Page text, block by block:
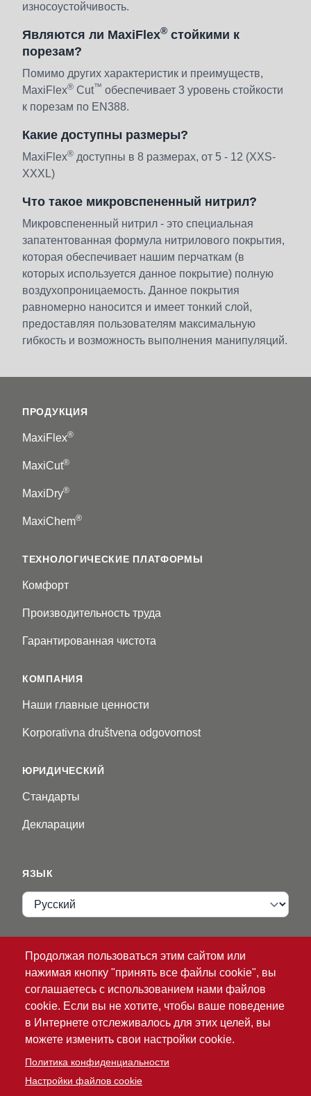
износоустойчивость.
Являются ли MaxiFlex® стойкими к
порезам?
Помимо других характеристик и преимуществ,
MaxiFlex® Cut™ обеспечивает 3 уровень стойкости
к порезам по EN388.
Какие доступны размеры?
MaxiFlex® доступны в 8 размерах, от 5 - 12 (XXS-
XXXL)
Что такое микровспененный нитрил?
Микровспененный нитрил - это специальная
запатентованная формула нитрилового покрытия,
которая обеспечивает нашим перчаткам (в
которых используется данное покрытие) полную
воздухопроницаемость. Данное покрытия
равномерно наносится и имеет тонкий слой,
предоставляя пользователям максимальную
гибкость и возможность выполнения манипуляций.
ПРОДУКЦИЯ
MaxiFlex®
MaxiCut®
MaxiDry®
MaxiChem®
ТЕХНОЛОГИЧЕСКИЕ ПЛАТФОРМЫ
Комфорт
Производительность труда
Гарантированная чистота
КОМПАНИЯ
Наши главные ценности
Korporativna društvena odgovornost
ЮРИДИЧЕСКИЙ
Стандарты
Декларации
Продолжая пользоваться этим сайтом или
нажимая кнопку "принять все файлы cookie", вы
соглашаетесь с использованием нами файлов
cookie. Если вы не хотите, чтобы ваше поведение
в Интернете отслеживалось для этих целей, вы
можете изменить свои настройки cookie.
Политика конфиденциальности
Настройки файлов cookie
ЯЗЫК
Язык
Имя пользователя
© 2026 ATG®Intelligent Glove Solutions. Все права